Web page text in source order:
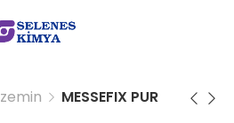
zemin
MESSEFIX PUR